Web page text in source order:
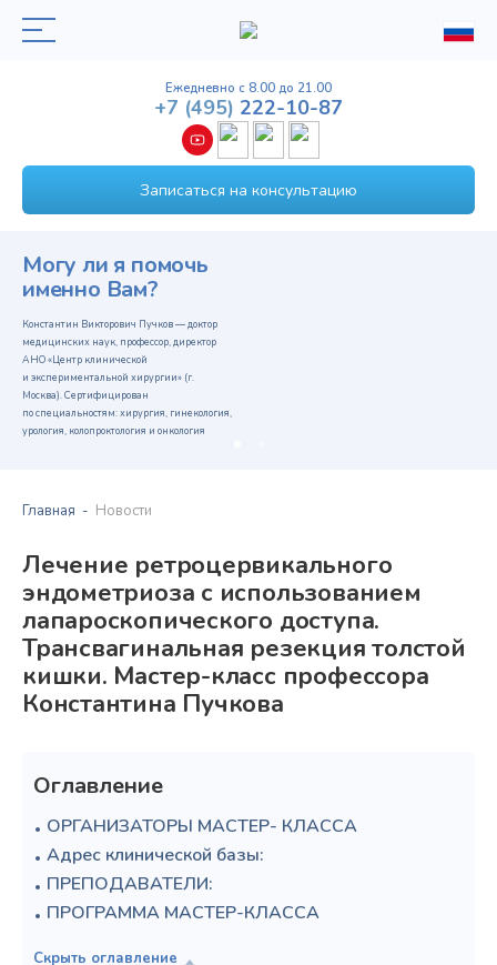
Ежедневно с 8.00 до 21.00
Записаться на консультацию
+7 (495) 222-10-87
Могу ли я помочь
именно Вам?
Константин Викторович Пучков — доктор
медицинских наук, профессор, директор
АНО «Центр клинической
и экспериментальной хирургии» (г.
Москва). Сертифицирован
по специальностям: хирургия, гинекология,
урология, колопроктология и онкология
Главная Новости
Лечение ретроцервикального
эндометриоза с использованием
лапароскопического доступа.
Трансвагинальная резекция толстой
кишки. Мастер-класс профессора
Константина Пучкова
Оглавление
ОРГАНИЗАТОРЫ МАСТЕР- КЛАССА
Адрес клинической базы:
ПРЕПОДАВАТЕЛИ:
ПРОГРАММА МАСТЕР-КЛАССА